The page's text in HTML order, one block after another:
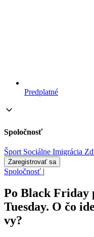
Predplatné
Spoločnosť
Šport Sociálne Imigrácia
Zaregistrovať sa
Spoločnosť |
Po Black Friday
Tuesday. O čo
vy?